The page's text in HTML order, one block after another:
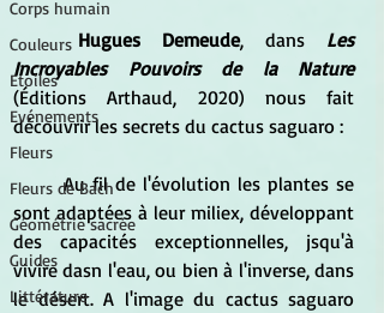
Corps humain
Couleurs
Etoiles
Evénements
Fleurs
Fleurs de Bach
Géométrie sacrée
Guides
Littérature
Hugues Demeude, dans Les
Incroyables Pouvoirs de la Nature
(Éditions Arthaud, 2020) nous fait
découvrir les secrets du cactus saguaro :
	Au fil de l'évolution les plantes se
sont adaptées à leur miliex, développant
des capacités exceptionnelles, jsqu'à
vivire dasn l'eau, ou bien à l'inverse, dans
le désert. A l'image du cactus saguaro